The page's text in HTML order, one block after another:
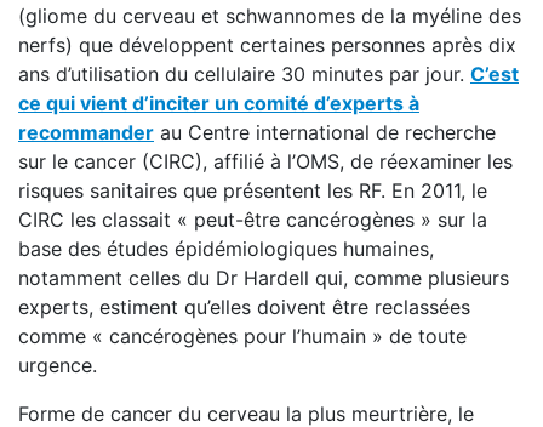
(gliome du cerveau et schwannomes de la myéline des
nerfs) que développent certaines personnes après dix
ans d’utilisation du cellulaire 30 minutes par jour. C’est
ce qui vient d’inciter un comité d’experts à
recommander au Centre international de recherche
sur le cancer (CIRC), affilié à l’OMS, de réexaminer les
risques sanitaires que présentent les RF. En 2011, le
CIRC les classait « peut-être cancérogènes » sur la
base des études épidémiologiques humaines,
notamment celles du Dr Hardell qui, comme plusieurs
experts, estiment qu’elles doivent être reclassées
comme « cancérogènes pour l’humain » de toute
urgence.
Forme de cancer du cerveau la plus meurtrière, le